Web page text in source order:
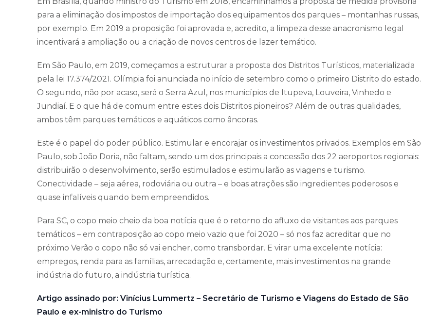
para a eliminação dos impostos de importação dos equipamentos dos parques – montanhas russas,
por exemplo. Em 2019 a proposição foi aprovada e, acredito, a limpeza desse anacronismo legal
incentivará a ampliação ou a criação de novos centros de lazer temático.
Em São Paulo, em 2019, começamos a estruturar a proposta dos Distritos Turísticos, materializada
pela lei 17.374/2021. Olímpia foi anunciada no início de setembro como o primeiro Distrito do estado.
O segundo, não por acaso, será o Serra Azul, nos municípios de Itupeva, Louveira, Vinhedo e
Jundiaí. E o que há de comum entre estes dois Distritos pioneiros? Além de outras qualidades,
ambos têm parques temáticos e aquáticos como âncoras.
Este é o papel do poder público. Estimular e encorajar os investimentos privados. Exemplos em São
Paulo, sob João Doria, não faltam, sendo um dos principais a concessão dos 22 aeroportos regionais:
distribuirão o desenvolvimento, serão estimulados e estimularão as viagens e turismo.
Conectividade – seja aérea, rodoviária ou outra – e boas atrações são ingredientes poderosos e
quase infalíveis quando bem empreendidos.
Para SC, o copo meio cheio da boa notícia que é o retorno do afluxo de visitantes aos parques
temáticos – em contraposição ao copo meio vazio que foi 2020 – só nos faz acreditar que no
próximo Verão o copo não só vai encher, como transbordar. E virar uma excelente notícia:
empregos, renda para as famílias, arrecadação e, certamente, mais investimentos na grande
indústria do futuro, a indústria turística.
Artigo assinado por: Vinícius Lummertz – Secretário de Turismo e Viagens do Estado de São
Paulo e ex-ministro do Turismo